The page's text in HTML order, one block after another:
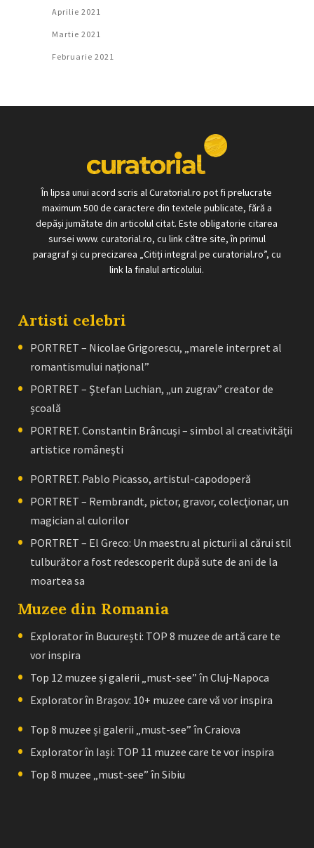
Aprilie 2021
Martie 2021
Februarie 2021
În lipsa unui acord scris al Curatorial.ro pot fi prelucrate
maximum 500 de caractere din textele publicate, fără a
depăși jumătate din articolul citat. Este obligatorie citarea
sursei www. curatorial.ro, cu link către site, în primul
paragraf și cu precizarea „Citiți integral pe curatorial.ro”, cu
link la finalul articolului.
Artisti celebri
PORTRET – Nicolae Grigorescu, „marele interpret al
romantismului naţional”
PORTRET – Ştefan Luchian, „un zugrav” creator de
școală
PORTRET. Constantin Brâncuşi – simbol al creativităţii
artistice româneşti
PORTRET. Pablo Picasso, artistul-capodoperă
PORTRET – Rembrandt, pictor, gravor, colecţionar, un
magician al culorilor
PORTRET – El Greco: Un maestru al picturii al cărui stil
tulburător a fost redescoperit după sute de ani de la
moartea sa
Muzee din Romania
Explorator în București: TOP 8 muzee de artă care te
vor inspira
Top 12 muzee și galerii „must-see” în Cluj-Napoca
Explorator în Brașov: 10+ muzee care vă vor inspira
Top 8 muzee și galerii „must-see” în Craiova
Explorator în Iași: TOP 11 muzee care te vor inspira
Top 8 muzee „must-see” în Sibiu